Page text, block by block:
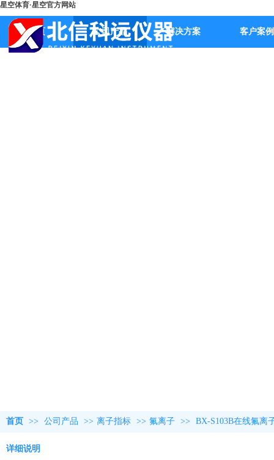
星空体育·星空官方网站
首页 公司产品 解决方案 客户案例
首页 >> 公司产品 >> 离子指标 >> 氟离子 >> BX-S103B在线氟离
详细说明